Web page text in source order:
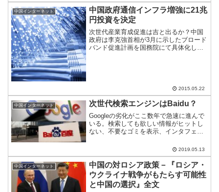
中国インターネット
中国政府通信インフラ増強に21兆
円投資を決定
次世代産業育成促進は吉と出るか？中国
政府は李克強首相が3月に示したブロード
バンド促進計画を国務院にて具体化し、
2015.05.22
中国インターネット 次世代検索エンジンはBaidu？
Googleの劣化がここ数年で急速に進んで
いる。検索しても欲しい情報がヒットし
ない、不要なゴミを表示、インタフェイ
叩いてきた百度が最近目覚ましい進歩を
遂げている。次世代検索エンジンは、意
外にも百度かもしれない。
2019.05.13
中国インターネット
中国の対ロシア政策－『ロシア・
ウクライナ戦争がもたらす可能性
と中国の選択』全文